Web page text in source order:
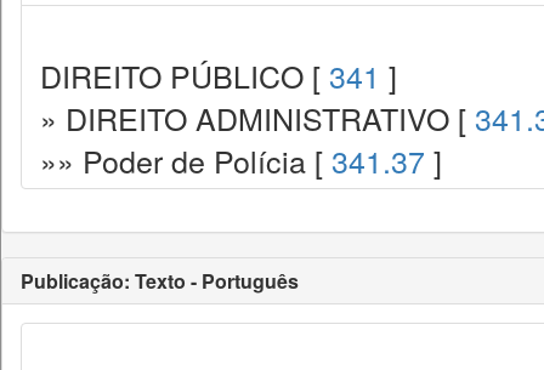
DIREITO PÚBLICO [ 341 ]
» DIREITO ADMINISTRATIVO [
»» Poder de Polícia [ 341.37 ]
Publicação: Texto - Português